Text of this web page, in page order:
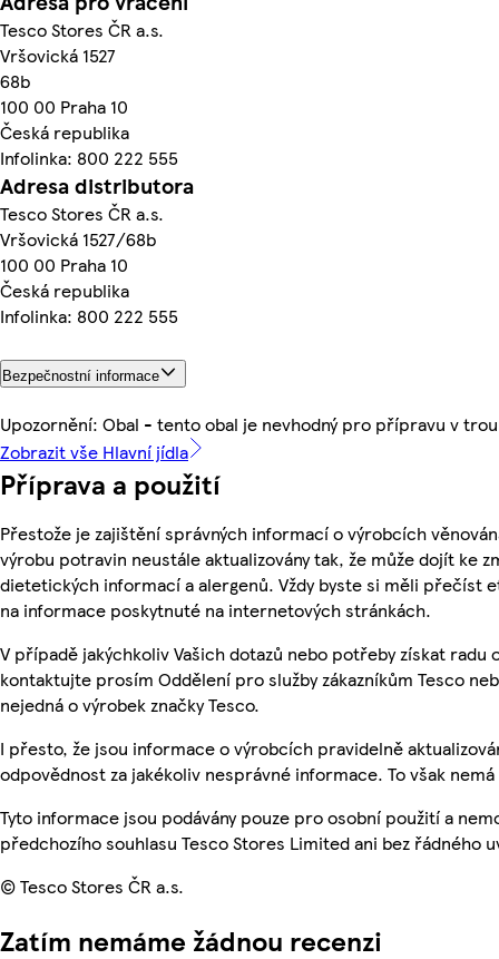
Tesco Stores ČR a.s.
Vršovická 1527
68b
100 00 Praha 10
Česká republika
Infolinka: 800 222 555
Adresa distributora
Tesco Stores ČR a.s.
Vršovická 1527/68b
100 00 Praha 10
Česká republika
Infolinka: 800 222 555
Bezpečnostní informace
Upozornění: Obal - tento obal je nevhodný pro přípravu v
Zobrazit vše Hlavní jídla
Příprava a použití
Přestože je zajištění správných informací o výrobcích
výrobu potravin neustále aktualizovány tak, že může dojít ke
dietetických informací a alergenů. Vždy byste si měli přečíst
na informace poskytnuté na internetových stránkách.
V případě jakýchkoliv Vašich dotazů nebo potřeby získat radu
kontaktujte prosím Oddělení pro služby zákazníkům Tesco
nejedná o výrobek značky Tesco.
I přesto, že jsou informace o výrobcích pravidelně
odpovědnost za jakékoliv nesprávné informace. To však
Tyto informace jsou podávány pouze pro osobní použití a
předchozího souhlasu Tesco Stores Limited ani bez řádného
© Tesco Stores ČR a.s.
Zatím nemáme žádnou recenzi